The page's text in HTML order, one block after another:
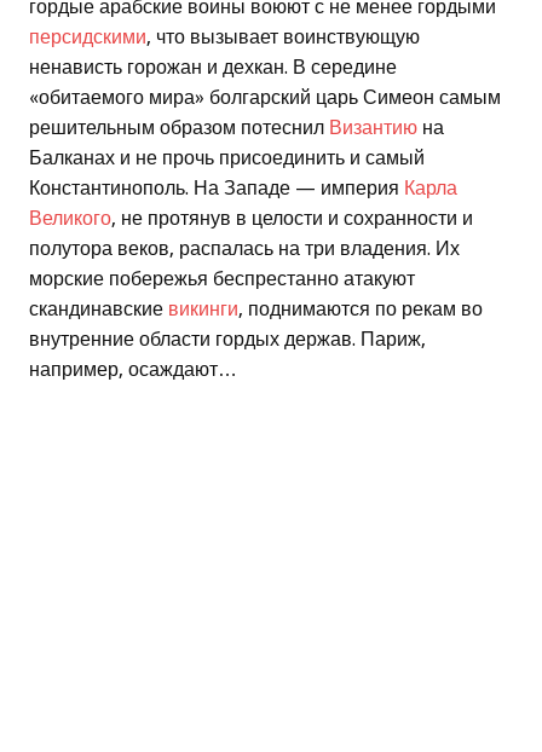
гордые арабские воины воюют с не менее гордыми
персидскими, что вызывает воинствующую
ненависть горожан и дехкан. В середине
«обитаемого мира» болгарский царь Симеон самым
решительным образом потеснил Византию на
Балканах и не прочь присоединить и самый
Константинополь. На Западе — империя Карла
Великого, не протянув в целости и сохранности и
полутора веков, распалась на три владения. Их
морские побережья беспрестанно атакуют
скандинавские викинги, поднимаются по рекам во
внутренние области гордых держав. Париж,
например, осаждают…